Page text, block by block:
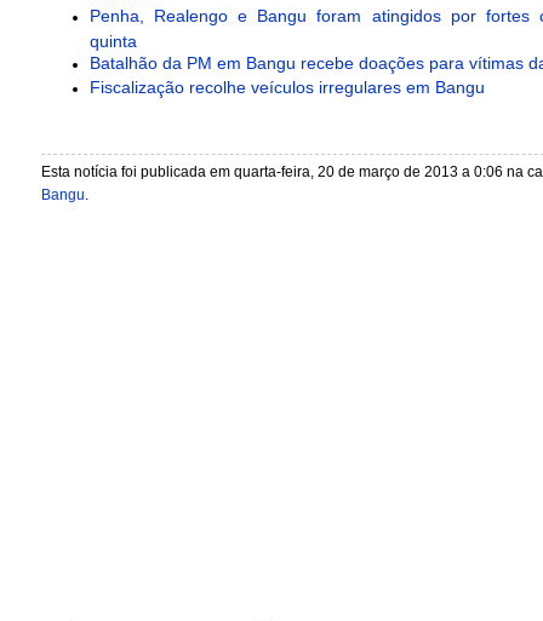
Penha, Realengo e Bangu foram atingidos por fortes
quinta
Batalhão da PM em Bangu recebe doações para vítimas
Fiscalização recolhe veículos irregulares em Bangu
Esta notícia foi publicada em quarta-feira, 20 de março de 2013 a 0:06 na
Bangu.